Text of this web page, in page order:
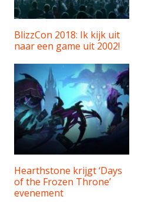
BlizzCon 2018: Ik kijk uit
naar een game uit 2002!
Hearthstone krijgt ‘Days
of the Frozen Throne’
evenement